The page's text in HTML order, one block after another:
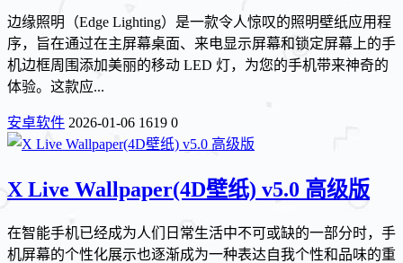
边缘照明（Edge Lighting）是一款令人惊叹的照明壁纸应用程
序，旨在通过在主屏幕桌面、来电显示屏幕和锁定屏幕上的手
机边框周围添加美丽的移动 LED 灯，为您的手机带来神奇的
体验。这款应...
安卓软件 2026-01-06 1619 0
X Live Wallpaper(4D壁纸) v5.0 高级版
在智能手机已经成为人们日常生活中不可或缺的一部分时，手
机屏幕的个性化展示也逐渐成为一种表达自我个性和品味的重